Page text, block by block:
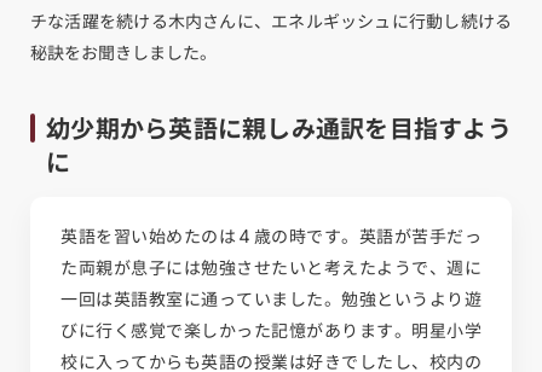
チな活躍を続ける木内さんに、エネルギッシュに行動し続ける
秘訣をお聞きしました。
幼少期から英語に親しみ通訳を目指すよう
に
英語を習い始めたのは４歳の時です。英語が苦手だっ
た両親が息子には勉強させたいと考えたようで、週に
一回は英語教室に通っていました。勉強というより遊
びに行く感覚で楽しかった記憶があります。明星小学
校に入ってからも英語の授業は好きでしたし、校内の